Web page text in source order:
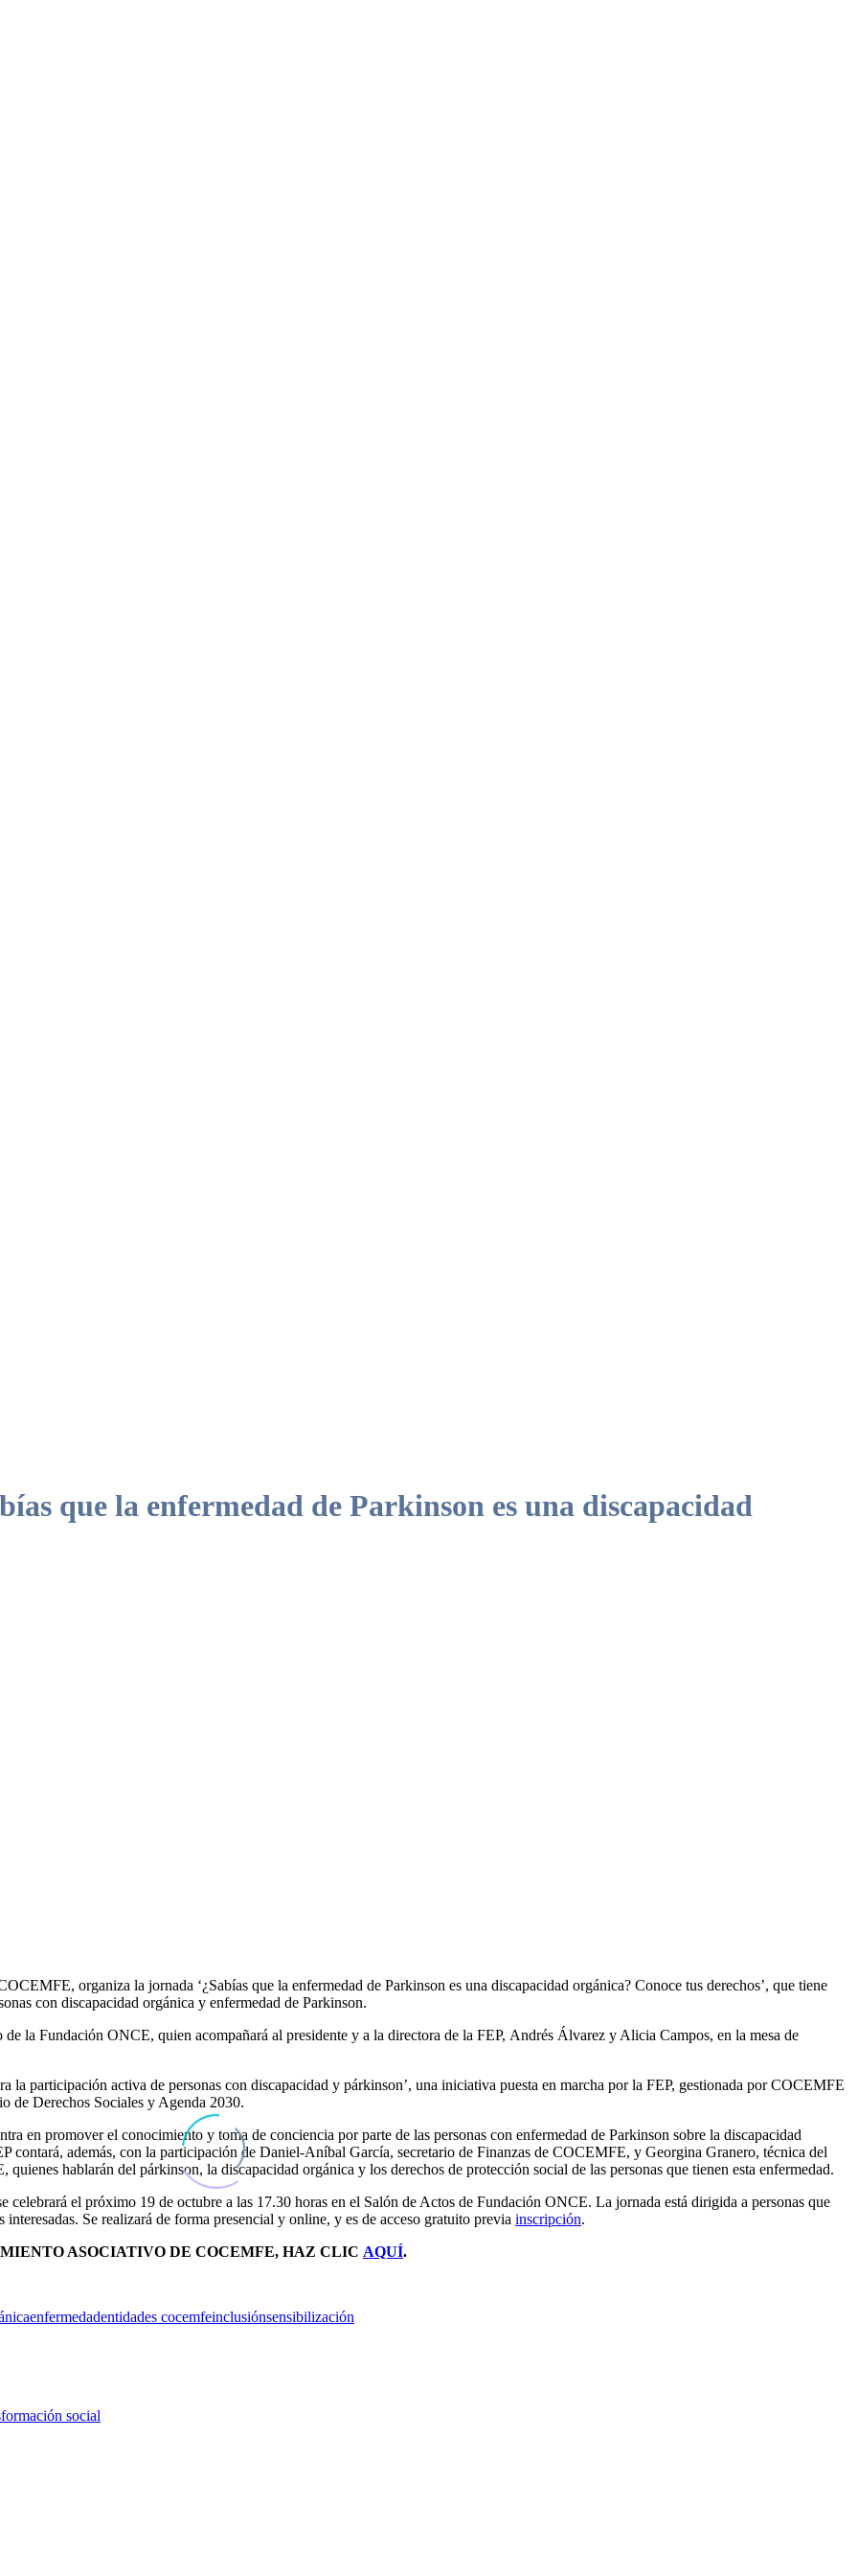
que la enfermedad de Parkinson es una discapacidad
organiza la jornada ‘¿Sabías que la enfermedad de Parkinson es una discapacidad orgánica? Conoce tus derechos’, que tiene
con discapacidad orgánica y enfermedad de Parkinson.
de la Fundación ONCE, quien acompañará al presidente y a la directora de la FEP, Andrés Álvarez y Alicia Campos, en la mesa de
la participación activa de personas con discapacidad y párkinson’, una iniciativa puesta en marcha por la FEP, gestionada porCOCEMFE
de Derechos Sociales y Agenda 2030.
en promover el conocimiento y toma de conciencia por parte de las personas con enfermedad de Parkinson sobre la discapacidad
contará, además, con la participación de Daniel-Aníbal García, secretario de Finanzas de COCEMFE, y Georgina Granero, técnica del
hablarán del párkinson, la discapacidad orgánica y los derechos de protección social de las personas que tienen esta enfermedad.
celebrará el próximo 19 de octubre a las 17.30 horas en el Salón de Actos de Fundación ONCE. La jornada está dirigida a personas que
Se realizará de forma presencial y online, y es de acceso gratuito previa inscripción.
ASOCIATIVO DE COCEMFE, HAZ CLIC AQUÍ.
enfermedadentidades cocemfeinclusiónsensibilización
social